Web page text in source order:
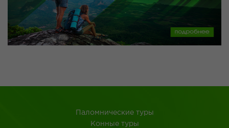
Паломнические туры
Конные туры